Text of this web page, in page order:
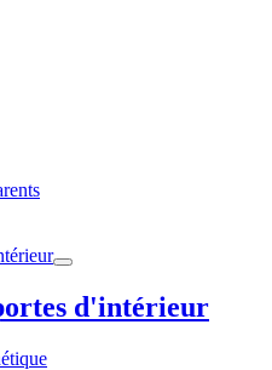
d'intérieur